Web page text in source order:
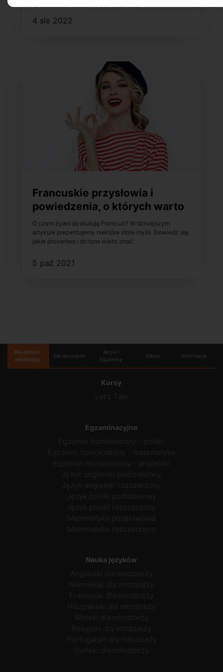
4 sie 2022
Francuskie przysłowia i
powiedzenia, o których warto
wiedzieć
O czym żywo dyskutują Francuzi? W dzisiejszym
artykule prezentujemy niektóre złote myśli. Dowiedz się,
jakie proverbes i dictons warto znać.
5 paź 2021
Kursy
Egzaminacyjne
Nauka języków
Dla dzieci i
młodzieży
Dla dorosłych
Języki i
Egzaminy
Szkoły Informacje